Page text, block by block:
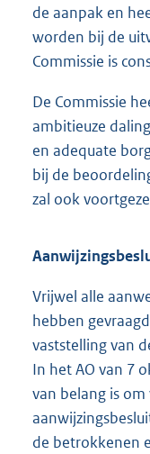
de aanpak en
worden bij de
Commissie is
De Commissie
ambitieuze
en adequate
bij de
zal ook
Vrijwel alle
hebben
vaststelling van
In het AO van 7
van belang is
de betrokkenen